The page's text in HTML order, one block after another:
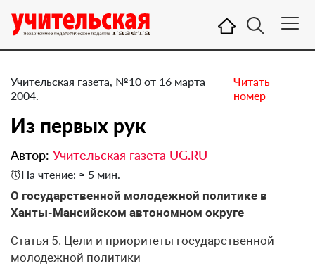
Учительская газета, №10 от 16 марта
2004.
Читать
номер
Из первых рук
Автор: Учительская газета UG.RU
На чтение: ≈ 5 мин.
О государственной молодежной политике в
Ханты-Мансийском автономном округе
Статья 5. Цели и приоритеты государственной
молодежной политики